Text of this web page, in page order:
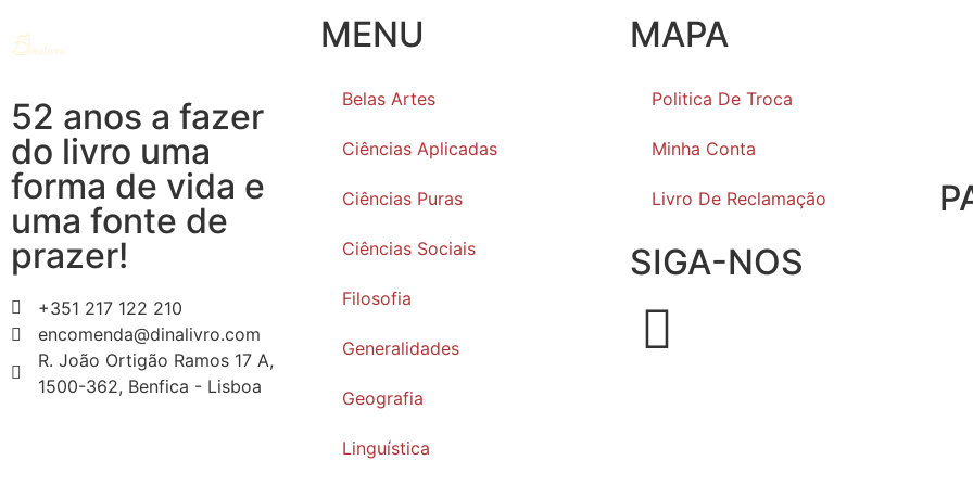
52 anos a fazer
do livro uma
forma de vida e
uma fonte de
prazer!
+351 217 122 210
encomenda@dinalivro.com
R. João Ortigão Ramos 17 A,
1500-362, Benfica - Lisboa
MENU
Belas Artes
Ciências Aplicadas
Ciências Puras
Ciências Sociais
Filosofia
Generalidades
Geografia
Linguística
MAPA
Politica De Troca
Minha Conta
Livro De Reclamação
SIGA-NOS